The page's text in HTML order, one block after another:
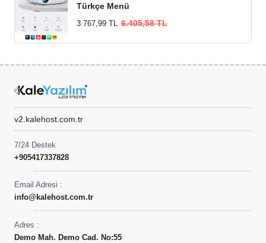
Türkçe Menü
3.767,99 TL 6.405,58 TL
v2.kalehost.com.tr
7/24 Destek
+905417337828
Email Adresi :
info@kalehost.com.tr
Adres :
Demo Mah. Demo Cad. No:55